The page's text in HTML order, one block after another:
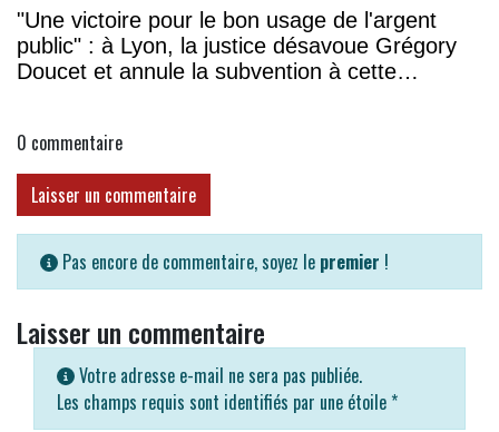
"Une victoire pour le bon usage de l'argent
public" : à Lyon, la justice désavoue Grégory
Doucet et annule la subvention à cette
0 commentaire
Laisser un commentaire
Pas encore de commentaire, soyez le premier !
Laisser un commentaire
Votre adresse e-mail ne sera pas publiée.
Les champs requis sont identifiés par une étoile *